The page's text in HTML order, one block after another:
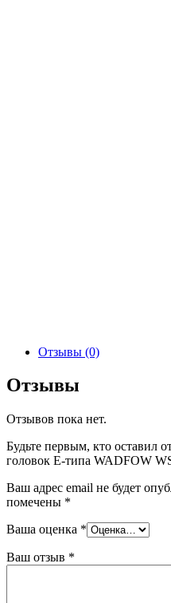
Отзывы (0)
Отзывы
Отзывов пока нет.
Будьте первым, кто оставил
головок Е-типа WADFOW
Ваш адрес email не будет
помечены *
Ваша оценка *
Ваш отзыв *